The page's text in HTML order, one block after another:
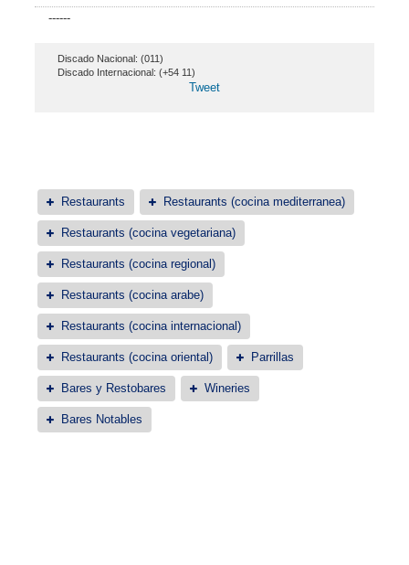
------
Discado Nacional: (011)
Discado Internacional: (+54 11)
Tweet
Restaurants Restaurants (cocina mediterranea)
Restaurants (cocina vegetariana)
Restaurants (cocina regional)
Restaurants (cocina arabe)
Restaurants (cocina internacional)
Restaurants (cocina oriental) Parrillas
Bares y Restobares Wineries
Bares Notables